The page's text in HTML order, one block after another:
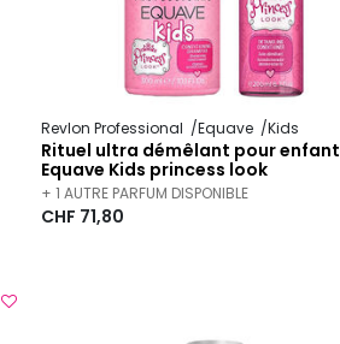
Revlon Professional Equave Kids
Rituel ultra démêlant pour enfant
Equave Kids princess look
+ 1 AUTRE PARFUM DISPONIBLE
CHF 71,80